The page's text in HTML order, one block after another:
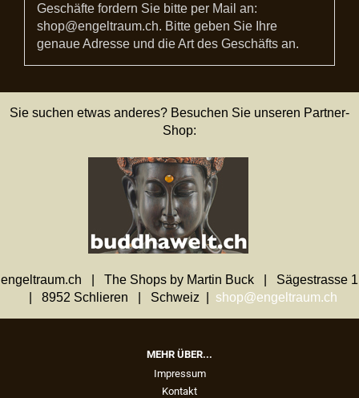
Geschäfte fordern Sie bitte per Mail an:
shop@engeltraum.ch. Bitte geben Sie Ihre
genaue Adresse und die Art des Geschäfts an.
Sie suchen etwas anderes? Besuchen Sie unseren Partner-
Shop:
engeltraum.ch | The Shops by Martin Buck | Sägestrasse 1
| 8952 Schlieren | Schweiz | shop@engeltraum.ch
MEHR ÜBER...
Impressum
Kontakt